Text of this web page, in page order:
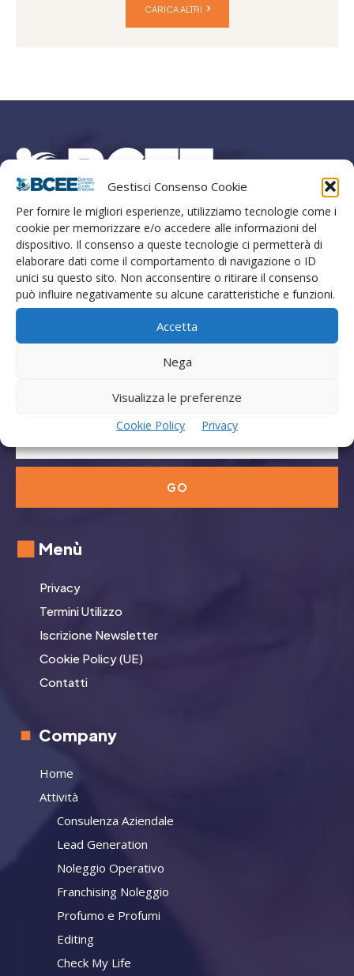
Gestisci Consenso Cookie
Per fornire le migliori esperienze, utilizziamo tecnologie come i
cookie per memorizzare e/o accedere alle informazioni del
dispositivo. Il consenso a queste tecnologie ci permetterà di
elaborare dati come il comportamento di navigazione o ID
unici su questo sito. Non acconsentire o ritirare il consenso
può influire negativamente su alcune caratteristiche e funzioni.
Accetta
Nega
Visualizza le preferenze
Cookie Policy Privacy
CARICA ALTRI
Marketing Finanza Innovazione
Strada di Cardeto 57, Terni, Italia
T. +39 0744 462402 M. +39 388 9334054
Numero Verde Clienti +39 800129500
E-mail info@bcee.it
Cod. Fiscale P.IVA IT02762930424
Cap. Sociale 500.000,00 euro
GO
Menù
Privacy
Termini Utilizzo
Iscrizione Newsletter
Cookie Policy (UE)
Contatti
Company
Home
Attività
Consulenza Aziendale
Lead Generation
Noleggio Operativo
Franchising Noleggio
Profumo e Profumi
Editing
Check My Life